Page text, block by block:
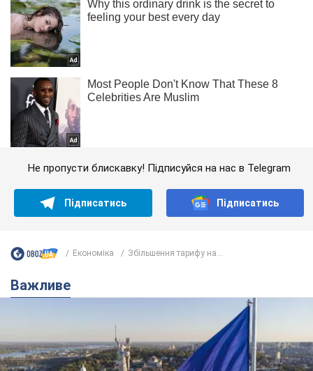
Не пропусти блискавку! Підписуйся на нас в Telegram
Підписатись Підписатись
Економіка Збільшення тарифу на...
Важливе